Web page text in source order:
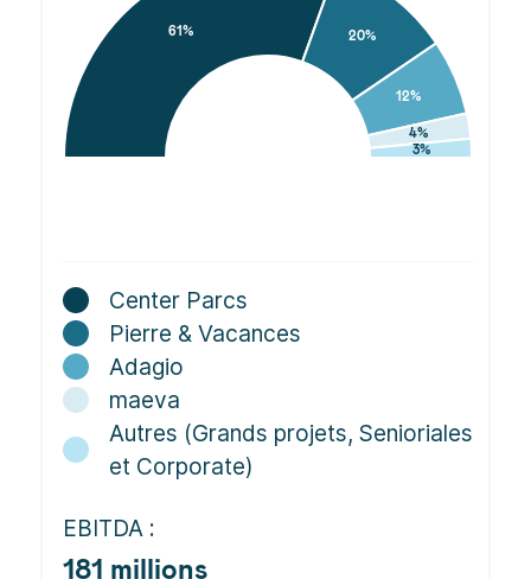
Center Parcs
Pierre & Vacances
Adagio
maeva
Autres (Grands projets, Senioriales
et Corporate)